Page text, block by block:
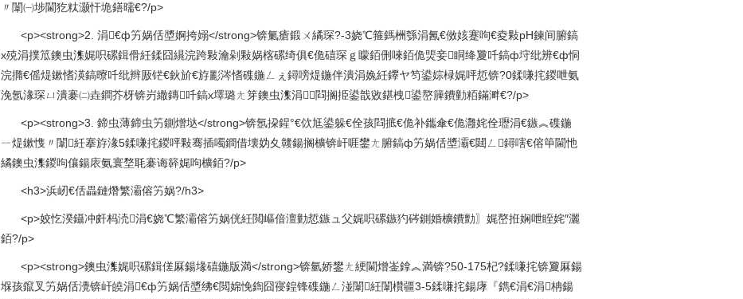
〃闈㈠埗閫犵粏灏忓垝鐥曘€?/p>
<p><strong>2. 涓€ф竻娲佸墏婀挎嫋</strong>锛氭瘡鍛ㄨ繘琛?-3娆℃箍鎷栦綔涓氥€傚姟蹇呴€夌敤pH鍊间腑鎬
х殑涓撲笟鐭虫潗娓呮磥鍓傦紝鍒囧繉浣跨敤瀹剁敤娲楁磥绮俱€佹礂琛ｇ矇銆侀唻銆佹煚妾眮绛夐吀鎬ф垨纰辨€ф恫
浣撱€傜煶鏉愭渶鎬曢吀纰辫厫铓€鈥斺€斿彲涔愭磼鍦ㄥぇ鐞嗙煶鍦伴潰涓婏紝鑻ヤ笉鍙婃椂娓呯悊锛?0鍒嗛挓鍐呭氨
浼氬湪琛ㄩ潰褰㈡垚鐧芥枒锛岃繖鏄吀鎬х墿璐ㄤ笌鐭虫潗涓⒊閰搁挋鍙戠敓鍖栧鍙嶅簲鐨勭粨鏋溿€?/p>
<p><strong>3. 鍗虫薄鍗虫竻鍘熷垯</strong>锛氬挅鍟°€佽尪鍙躲€佺孩閰掋€佹补鑴傘€佹灉姹佺瓑涓€鏃︽磼鍦
ㄧ煶鏉愯〃闈紝搴斿湪5鍒嗛挓鍐呯敤骞插噣鐧借壊妫夊竷鍚搁櫎锛屽啀鐢ㄤ腑鎬ф竻娲佸墏灞€閮ㄥ鐞嗐€傛笚閫忚
繘鐭虫潗鍐呴儴鍚庡氨寰堥毦褰诲簳娓呴櫎銆?/p>
<h3>浜屻€佸畾鏈熸繁灞傛竻娲?/h3>
<p>姣忔湀鑷冲皯杩涜涓€娆℃繁灞傛竻娲侊紝閲嶇偣澶勭悊鏃ュ父娓呮磥鏃犳硶鍘婚櫎鐨勯〗娓嶅拰娴呭眰姹″灑
銆?/p>
<p><strong>鐭虫潗娓呮磥鍓傞厤鍚堟礂鍦版満</strong>锛氫娇鐢ㄤ綆閫熷崟鎿︽満锛?50-175杞?鍒嗛挓锛夐厤鍚
堢孩鑹叉竻娲佸灚锛屽皢涓€ф竻娲佸墏绋€閲婂悗鍧囧寑鍠锋磼鍦ㄥ湴闈紝闈欑疆3-5鍒嗛挓鍚庨『鐫€涓€涓柟鍚